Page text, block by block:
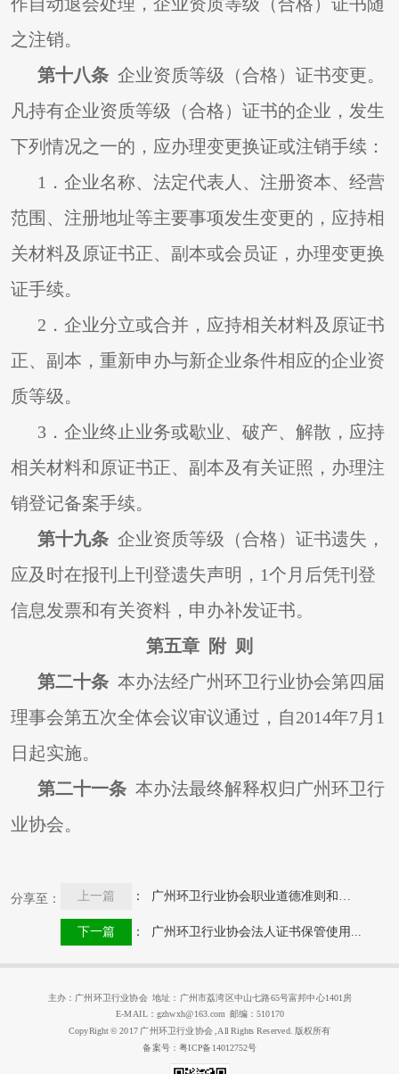
之注销。
第十八条 企业资质等级（合格）证书变更。
凡持有企业资质等级（合格）证书的企业，发生
下列情况之一的，应办理变更换证或注销手续：
1 ．企业名称、法定代表人、注册资本、经营
范围、注册地址等主要事项发生变更的，应持相
关材料及原证书正、副本或会员证，办理变更换
证手续。
2 ．企业分立或合并，应持相关材料及原证书
正、副本，重新申办与新企业条件相应的企业资
质等级。
3 ．企业终止业务或歇业、破产、解散，应持
相关材料和原证书正、副本及有关证照，办理注
销登记备案手续。
第十九条 企业资质等级（合格）证书遗失，
应及时在报刊上刊登遗失声明，1个月后凭刊登
信息发票和有关资料，申办补发证书。
第五章 附 则
第二十条 本办法经广州环卫行业协会第四届
理事会第五次全体会议审议通过，自2014年7月1
日起实施。
第二十一条 本办法最终解释权归广州环卫行
业协会。
分享至： 上一篇 ： 广州环卫行业协会职业道德准则和行...
下一篇 ： 广州环卫行业协会法人证书保管使用...
主办：广州环卫行业协会 地址：广州市荔湾区中山七路65号富邦中心1401房
E-MAIL：gzhwxh@163.com 邮编：510170
CopyRight © 2017 广州环卫行业协会 ,All Rights Reserved. 版权所有
备案号：粤ICP备14012752号